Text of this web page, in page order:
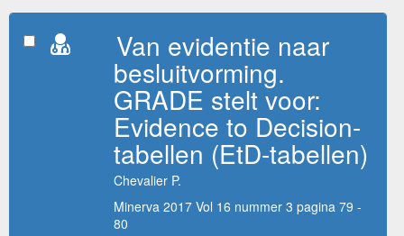
Van evidentie naar
besluitvorming.
GRADE stelt voor:
Evidence to Decision-
tabellen (EtD-tabellen)
Chevalier P.
Minerva 2017 Vol 16 nummer 3 pagina 79 -
80